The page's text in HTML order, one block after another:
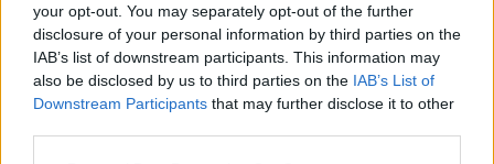
your opt-out. You may separately opt-out of the further
disclosure of your personal information by third parties on the
IAB’s list of downstream participants. This information may
also be disclosed by us to third parties on the IAB’s List of
Downstream Participants that may further disclose it to other